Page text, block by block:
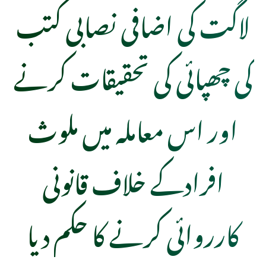
لاگت کی اضافی نصابی کتب
کی چھپائی کی تحقیقات کرنے
اور اس معاملہ میں ملوث
افرادکے خلاف قانونی
کارروائی کرنے کا حکم دیا